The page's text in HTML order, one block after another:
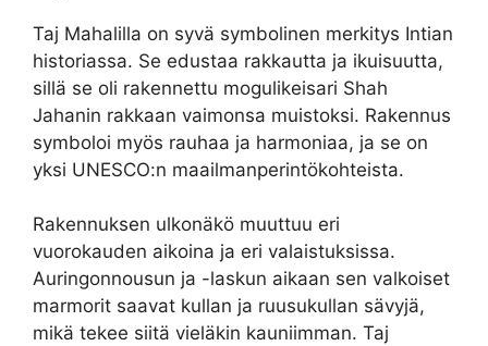
Taj Mahalilla on syvä symbolinen merkitys Intian
historiassa. Se edustaa rakkautta ja ikuisuutta,
sillä se oli rakennettu mogulikeisari Shah
Jahanin rakkaan vaimonsa muistoksi. Rakennus
symboloi myös rauhaa ja harmoniaa, ja se on
yksi UNESCO:n maailmanperintökohteista.
Rakennuksen ulkonäkö muuttuu eri
vuorokauden aikoina ja eri valaistuksissa.
Auringonnousun ja -laskun aikaan sen valkoiset
marmorit saavat kullan ja ruusukullan sävyjä,
mikä tekee siitä vieläkin kauniimman. Taj